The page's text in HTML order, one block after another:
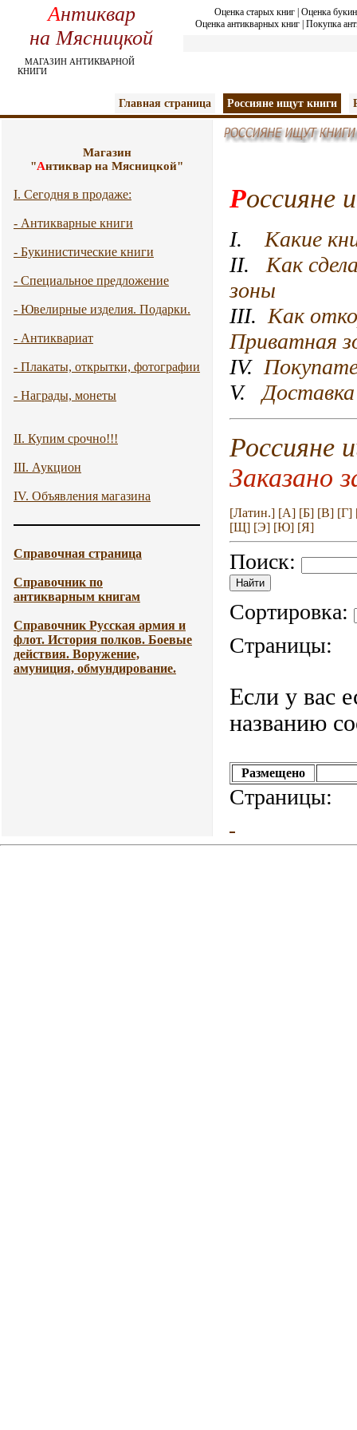
Антиквар
на Мясницкой
МАГАЗИН АНТИКВАРНОЙ
КНИГИ
Оценка старых книг| Оценка
Оценка антикварных книг Покупка
Главная страница Россияне ищут книги
Магазин
"Антиквар на Мясницкой"
I. Сегодня в продаже:
- Антикварные книги
- Букинистические книги
- Специальное предложение
- Ювелирные изделия. Подарки.
- Антиквариат
- Плакаты, открытки, фотографии
- Награды, монеты
II. Купим срочно!!!
III. Аукцион
IV. Объявления магазина
Справочная страница
Справочник по
антикварным книгам
Справочник Русская армия и
флот. История полков. Боевые
действия. Воружение,
амуниция, обмундирование.
Россияне
I. Какие
II. Как
зоны
III. Как
Приватная
IV.
V.
Россияне
Заказано
[Латин.] [А] [Б] [В] [Г]
[Щ] [Э] [Ю] [Я]
Поиск:
Сортировка:
Страницы:
Если у вас
названию
Размещено
Страницы: